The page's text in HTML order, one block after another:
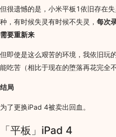
但很遗憾的是，小米平板1依旧存在
种，有时候失灵有时候不失灵， 每次
需要重新来
但即使是这么艰苦的环境，我依旧玩
能吃苦（相比于现在的堕落再花完全
结局
为了更换iPad 4被卖出回血。
「平板」iPad 4